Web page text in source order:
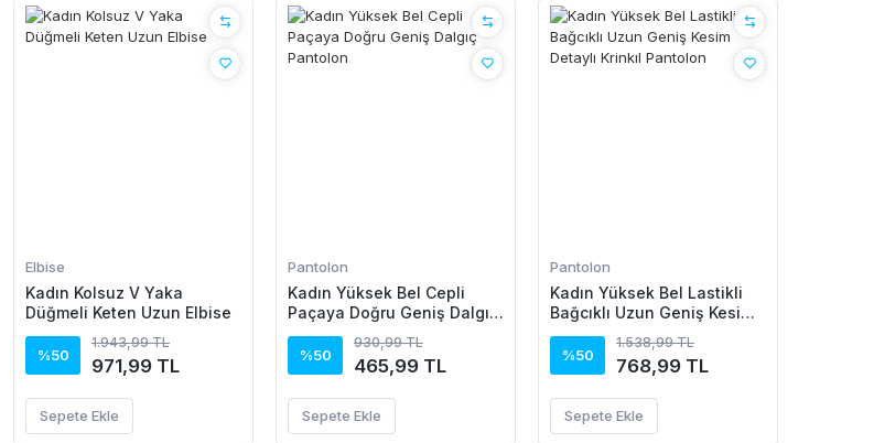
Elbise
Kadın Kolsuz V Yaka
Düğmeli Keten Uzun Elbise
%50
1.943,99 TL
971,99 TL
Sepete Ekle
Pantolon
Kadın Yüksek Bel Cepli
Paçaya Doğru Geniş Dalgıç
Pantolon
%50
930,99 TL
465,99 TL
Sepete Ekle
Pantolon
Kadın Yüksek Bel Lastikli
Bağcıklı Uzun Geniş Kesim
Detaylı Krinkıl Pantolon
%50
1.538,99 TL
768,99 TL
Sepete Ekle